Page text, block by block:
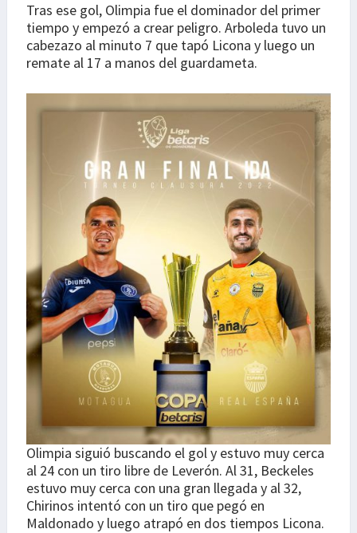
Tras ese gol, Olimpia fue el dominador del primer
tiempo y empezó a crear peligro. Arboleda tuvo un
cabezazo al minuto 7 que tapó Licona y luego un
remate al 17 a manos del guardameta.
Olimpia siguió buscando el gol y estuvo muy cerca
al 24 con un tiro libre de Leverón. Al 31, Beckeles
estuvo muy cerca con una gran llegada y al 32,
Chirinos intentó con un tiro que pegó en
Maldonado y luego atrapó en dos tiempos Licona.